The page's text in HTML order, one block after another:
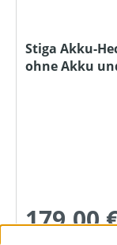
Stiga Akku-
ohne Akku
179,00